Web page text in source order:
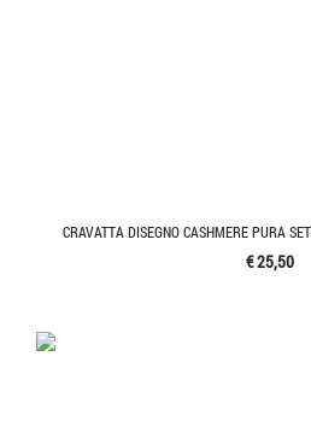
CRAVATTA DISEGNO CASHMERE PURA
€ 25,50